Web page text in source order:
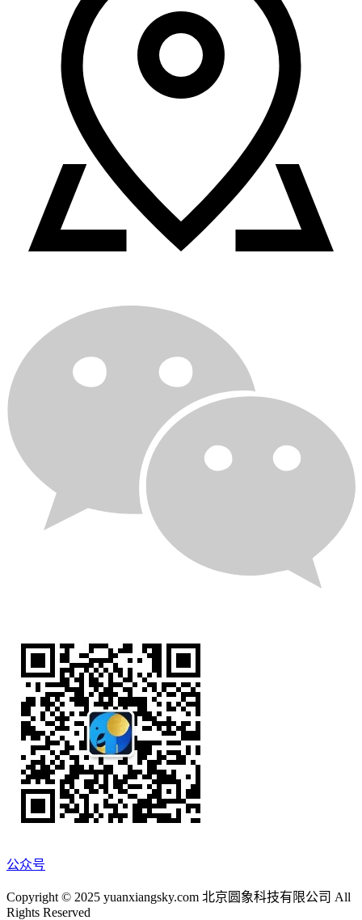
公众号
Copyright © 2025 yuanxiangsky.com 北京圆象科技有限公司 All
Rights Reserved